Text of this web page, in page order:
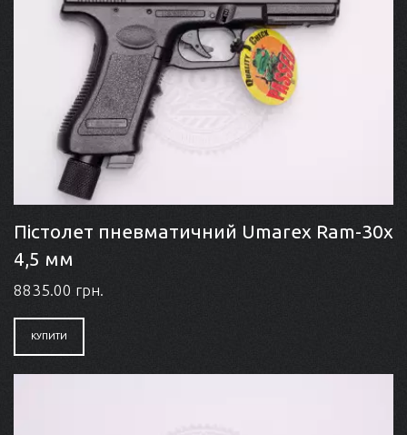
Пістолет пневматичний Umarex Ram-30x
4,5 мм
8835.00 грн.
КУПИТИ